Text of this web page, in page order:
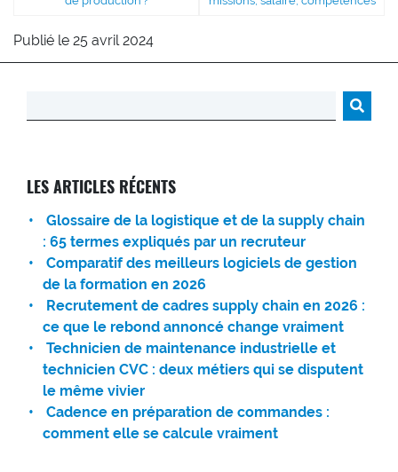
Publié le 25 avril 2024
LES ARTICLES RÉCENTS
Glossaire de la logistique et de la supply chain
: 65 termes expliqués par un recruteur
Comparatif des meilleurs logiciels de gestion
de la formation en 2026
Recrutement de cadres supply chain en 2026 :
ce que le rebond annoncé change vraiment
Technicien de maintenance industrielle et
technicien CVC : deux métiers qui se disputent
le même vivier
Cadence en préparation de commandes :
comment elle se calcule vraiment